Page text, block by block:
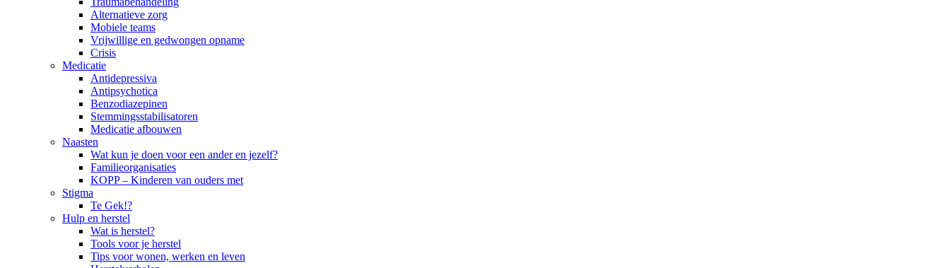
Alternatieve zorg
Mobiele teams
Vrijwillige en gedwongen opname
Crisis
Medicatie
Antidepressiva
Antipsychotica
Benzodiazepinen
Stemmingsstabilisatoren
Medicatie afbouwen
Naasten
Wat kun je doen voor een ander en jezelf?
Familieorganisaties
KOPP – Kinderen van ouders met
Stigma
Te Gek!?
Hulp en herstel
Wat is herstel?
Tools voor je herstel
Tips voor wonen, werken en leven